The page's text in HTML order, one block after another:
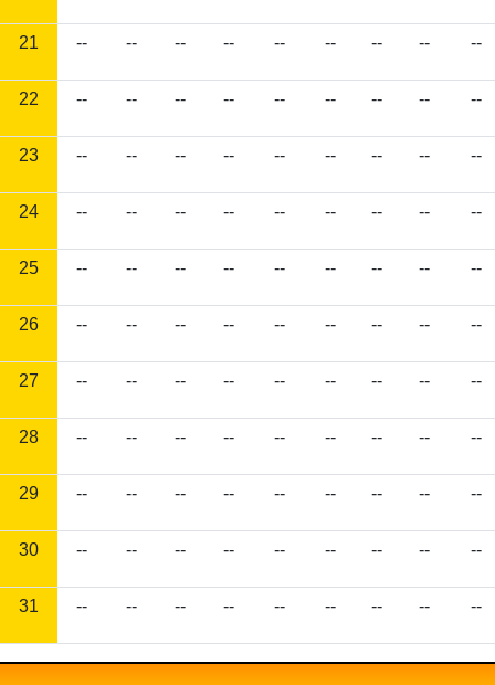
21 -- -- -- -- -- -- -- -- --
22 -- -- -- -- -- -- -- -- --
23 -- -- -- -- -- -- -- -- --
24 -- -- -- -- -- -- -- -- --
25 -- -- -- -- -- -- -- -- --
26 -- -- -- -- -- -- -- -- --
27 -- -- -- -- -- -- -- -- --
28 -- -- -- -- -- -- -- -- --
29 -- -- -- -- -- -- -- -- --
30 -- -- -- -- -- -- -- -- --
31 -- -- -- -- -- -- -- -- --